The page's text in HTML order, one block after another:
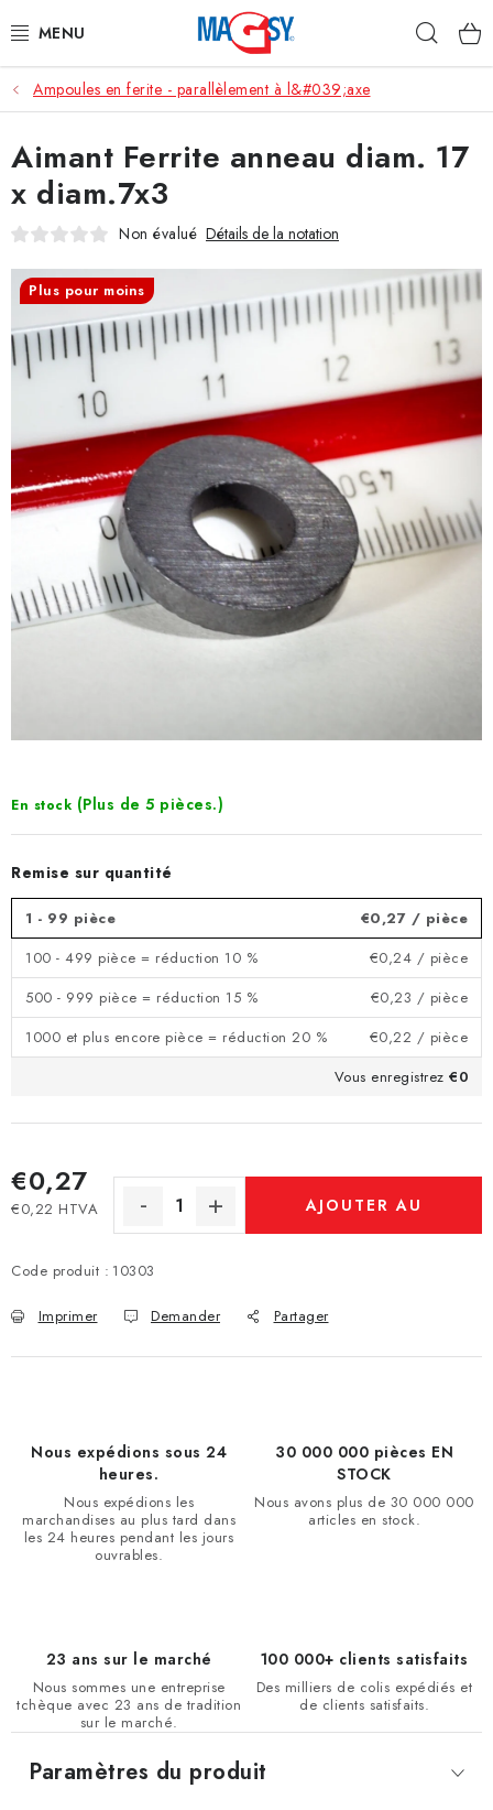
au
CATÉGORIE PRINCIPALE
ACCESSOIRES MAGNÉTIQUES
AIMANTS INDUSTRIELS
AUTRES AIMANTS
MATÉRIAUX EN ACIER INOXYDABLE
À propos
Conditions de vente
Protection des données (RGPD)
Contacte
Ampoules en ferite - parallèlement à l&#039;axe
En stock (Plus de 5 pièces.)
Remise sur quantité
1 - 99 pièce €0,27 / pièce
100 - 499 pièce = réduction 10 %
€0,24 / pièce
500 - 999 pièce = réduction 15 %
€0,23 / pièce
1000 et plus encore pièce = réduction 20 %
€0,22 / pièce
Vous enregistrez €0
€0,27
€0,22 HTVA
Prix de la mesure:
AJOUTER AU
Code produit : 10303
Imprimer Demander Partager
Aimant Ferrite anneau diam. 17
x diam.7x3
Non évalué Détails de la notation
Plus pour moins
Nous expédions sous 24
heures.
Nous expédions les
marchandises au plus tard dans
les 24 heures pendant les jours
ouvrables.
30 000 000 pièces EN
STOCK
Nous avons plus de 30 000 000
articles en stock.
23 ans sur le marché
Nous sommes une entreprise
tchèque avec 23 ans de tradition
sur le marché.
100 000+ clients satisfaits
Des milliers de colis expédiés et
de clients satisfaits.
Paramètres du produit